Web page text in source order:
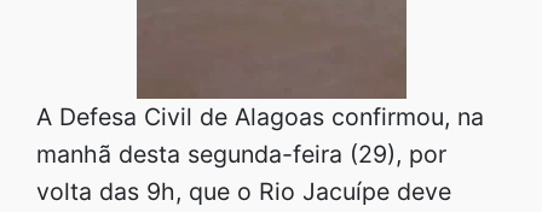
A Defesa Civil de Alagoas confirmou, na
manhã desta segunda-feira (29), por
volta das 9h, que o Rio Jacuípe deve